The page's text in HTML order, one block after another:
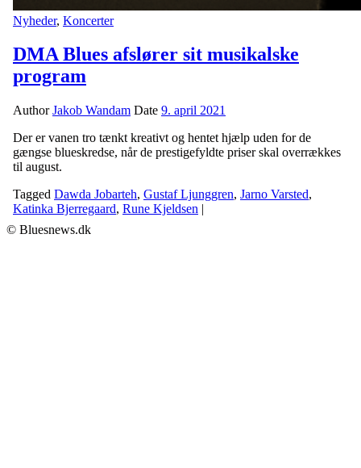
Nyheder, Koncerter
DMA Blues afslører sit musikalske
program
AuthorJakob Wandam Date 9. april 2021
Der er vanen tro tænkt kreativt og hentet hjælp uden for de
gængse blueskredse, når de prestigefyldte priser skal overrækkes
til august.
Tagged Dawda Jobarteh, Gustaf Ljunggren, Jarno Varsted,
Katinka Bjerregaard, Rune Kjeldsen |
© Bluesnews.dk